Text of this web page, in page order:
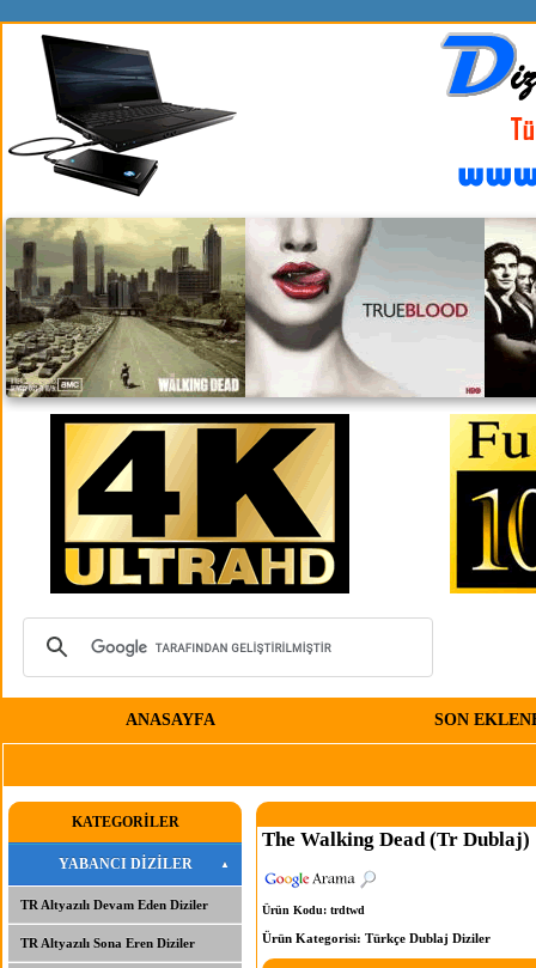
ANASAYFA SON
KATEGORİLER
YABANCI DİZİLER
TR Altyazılı Devam Eden Diziler
TR Altyazılı Sona Eren Diziler
The Walking Dead (Tr Dublaj)
Ürün Kodu: trdtwd
Ürün Kategorisi: Türkçe Dublaj Diziler